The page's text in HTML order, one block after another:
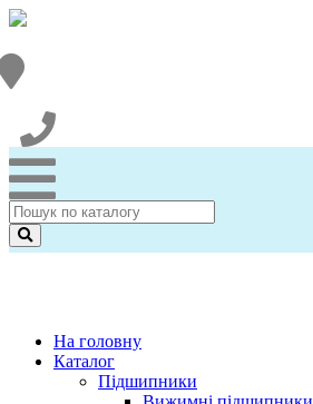
На головну
Каталог
Підшипники